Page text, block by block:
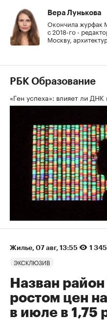
Вера Лунькова
Окончила журфак
с 2018-го -
Москву,
РБК Образование
«Ген успеха»: влияет ли
Жилье 07 авг, 13:55 1 345
ЭКСКЛЮЗИВ
Назван
ростом цен
в июле в 1,75